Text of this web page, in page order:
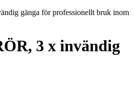
3 x invändig